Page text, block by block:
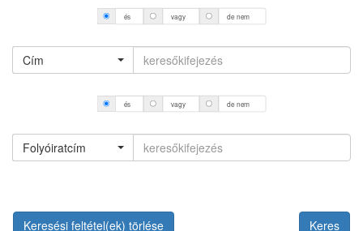
és vagy de nem
Cím
és vagy de nem
Folyóiratcím
Keresési feltétel(ek) törlése